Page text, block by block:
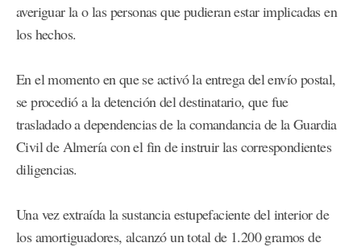
averiguar la o las personas que pudieran estar implicadas en
los hechos.
En el momento en que se activó la entrega del envío postal,
se procedió a la detención del destinatario, que fue
trasladado a dependencias de la comandancia de la Guardia
Civil de Almería con el fin de instruir las correspondientes
diligencias.
Una vez extraída la sustancia estupefaciente del interior de
los amortiguadores, alcanzó un total de 1.200 gramos de